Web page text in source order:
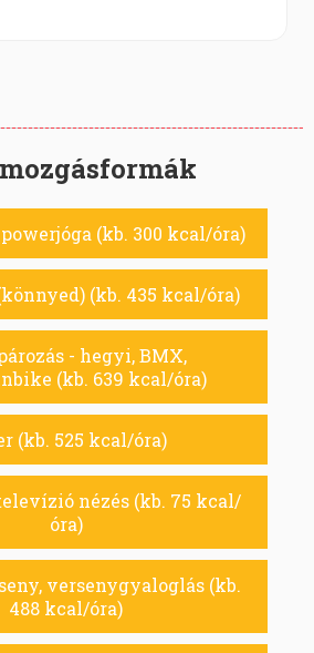
(kb. 300 kcal/óra)
(kb. 435 kcal/óra)
- hegyi, BMX,
(kb. 639 kcal/óra)
(kb. 525 kcal/óra)
nézés (kb. 75 kcal/
óra)
versenygyaloglás (kb.
488 kcal/óra)